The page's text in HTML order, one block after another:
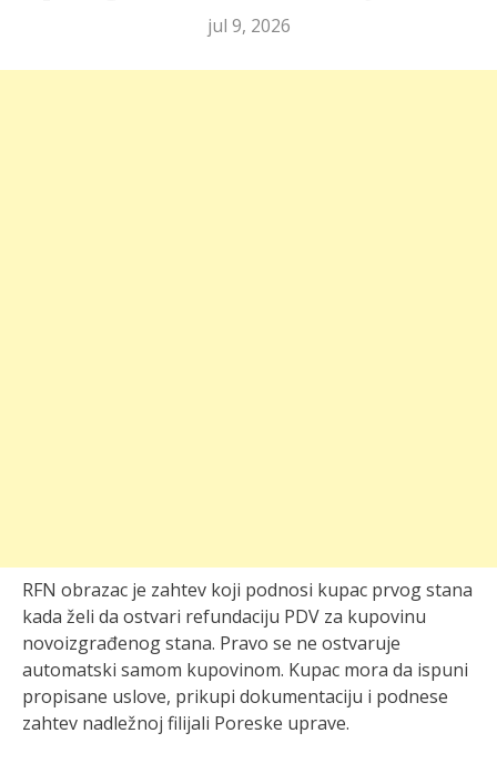
jul 9, 2026
RFN obrazac je zahtev koji podnosi kupac prvog stana
kada želi da ostvari refundaciju PDV za kupovinu
novoizgrađenog stana. Pravo se ne ostvaruje
automatski samom kupovinom. Kupac mora da ispuni
propisane uslove, prikupi dokumentaciju i podnese
zahtev nadležnoj filijali Poreske uprave.